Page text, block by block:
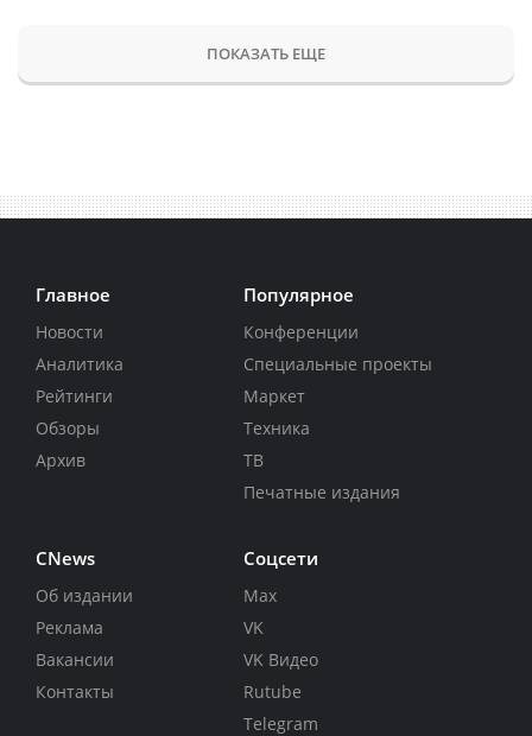
ПОКАЗАТЬ ЕЩЕ
Главное
Новости
Аналитика
Рейтинги
Обзоры
Архив
Популярное
Конференции
Специальные проекты
Маркет
Техника
ТВ
Печатные издания
CNews
Об издании
Реклама
Вакансии
Контакты
Соцсети
Max
VK
VK Видео
Rutube
Telegram